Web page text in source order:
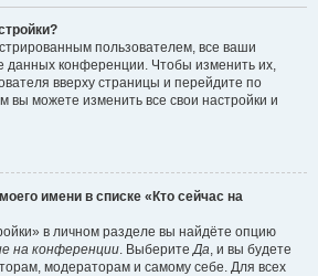
пользователем, все ваши
данных конференции. Чтобы изменить их,
вверху страницы и перейдите по
вы можете изменить все свои настройки и
имени в списке «Кто сейчас на
в личном разделе вы найдёте опцию
на конференции. ВыберитеДа, и вы будете
модераторам и самому себе. Для всех